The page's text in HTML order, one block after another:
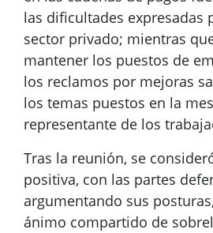
las dificultades expresadas
sector privado; mientras
mantener los puestos de
los reclamos por mejoras
los temas puestos en la
representante de los
Tras la reunión, se
positiva, con las partes
argumentando sus
ánimo compartido de